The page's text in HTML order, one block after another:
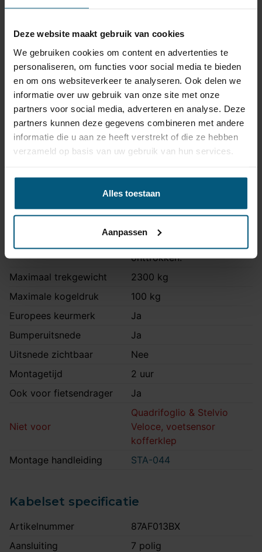
Deze website maakt gebruik van cookies
We gebruiken cookies om content en advertenties te
personaliseren, om functies voor social media te bieden
en om ons websiteverkeer te analyseren. Ook delen we
informatie over uw gebruik van onze site met onze
partners voor social media, adverteren en analyse. Deze
partners kunnen deze gegevens combineren met andere
informatie die u aan ze heeft verstrekt of die ze hebben
verzameld op basis van uw gebruik van hun services.
Alles toestaan
Aanpassen
connectoren
canbus modules
√ en natuurlijk: een 7 polige stekkerdoos
Deze verticale trekhaak is onderhoudsvrij en in
combinatie met de bijpassende kabelset is dit een
uitstekende keuze!
Trekhaak specificatie
Artikelnummer
STA-044
Verticaal afneembaar
Na afname van de kogel, is
de houder van de trekhaak
onttrokken.
Maximaal trekgewicht
2300 kg
Maximale kogeldruk
100 kg
Europees keurmerk
Ja
Bumperuitsnede
Ja
Uitsnede zichtbaar
Nee
Montagetijd
2 uur
Ook voor fietsendrager
Ja
Niet voor
Quadrifoglio & Stelvio
Veloce, voetsensor
kofferklep
Montage handleiding
STA-044
Kabelset specificatie
Artikelnummer
87AF013BX
Aansluiting
7 polig